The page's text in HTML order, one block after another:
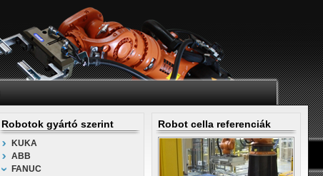
Robotok gyártó szerint
KUKA
ABB
FANUC
Robot cella referenciák